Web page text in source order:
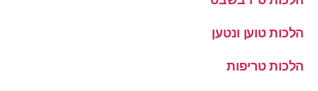
הלכות טוען ונטען
הלכות טריפות